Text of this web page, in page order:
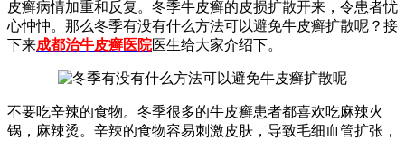
皮癣病情加重和反复。冬季牛皮癣的皮损扩散开来，令患者忧
心忡忡。那么冬季有没有什么方法可以避免牛皮癣扩散呢？接
下来成都治牛皮癣医院医生给大家介绍下。
不要吃辛辣的食物。冬季很多的牛皮癣患者都喜欢吃麻辣火
锅，麻辣烫。辛辣的食物容易刺激皮肤，导致毛细血管扩张，